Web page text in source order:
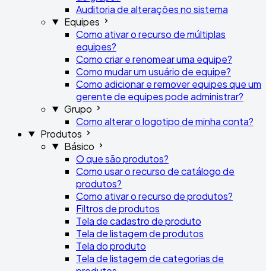
Auditoria de alterações no sistema
Equipes
Como ativar o recurso de múltiplas
equipes?
Como criar e renomear uma equipe?
Como mudar um usuário de equipe?
Como adicionar e remover equipes que um
gerente de equipes pode administrar?
Grupo
Como alterar o logotipo de minha conta?
Produtos
Básico
O que são produtos?
Como usar o recurso de catálogo de
produtos?
Como ativar o recurso de produtos?
Filtros de produtos
Tela de cadastro de produto
Tela de listagem de produtos
Tela do produto
Tela de listagem de categorias de